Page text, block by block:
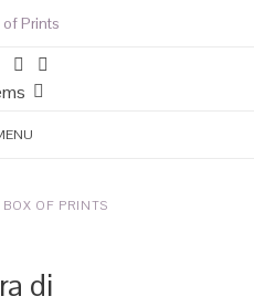
BOX OF PRINTS
di